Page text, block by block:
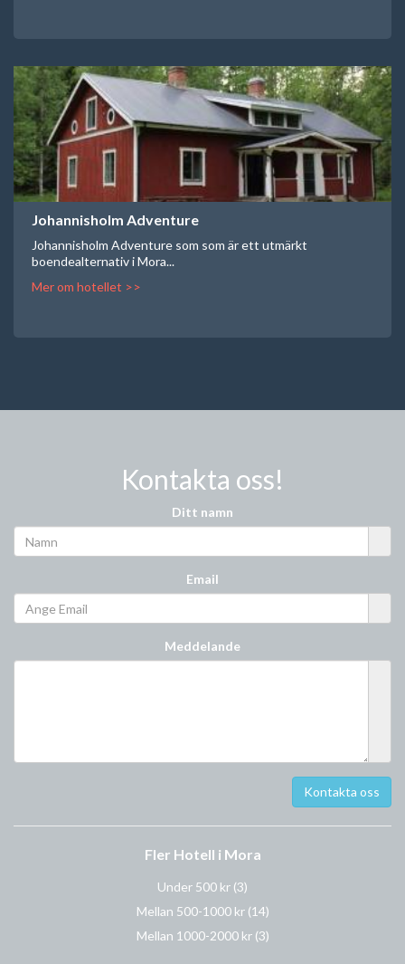
Johannisholm Adventure
Johannisholm Adventure som som är ett utmärkt
boendealternativ i Mora...
Mer om hotellet >>
Kontakta oss!
Ditt namn
Email
Meddelande
Fler Hotell i Mora
Under 500 kr (3)
Mellan 500-1000 kr (14)
Mellan 1000-2000 kr (3)